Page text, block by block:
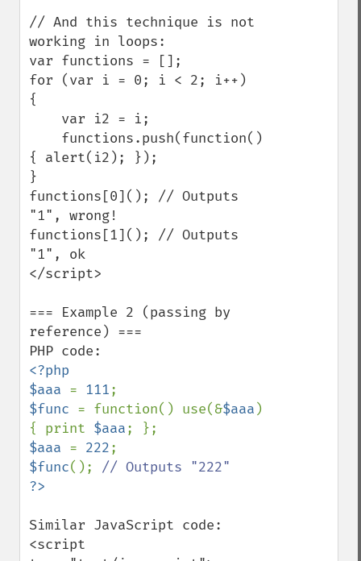
// And this technique is not
working in loops:
var functions = [];
for (var i = 0; i < 2; i++)
{
{ alert(i2); });
}
functions[0](); // Outputs
"1", wrong!
functions[1](); // Outputs
"1", ok
</script>
=== Example 2 (passing by
reference) ===
<?php
$aaa = 111
$func = function() use(&$aaa )
{ print $aaa
$aaa = 222
$func();
Similar JavaScript code:
<script